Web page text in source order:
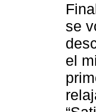
se
el